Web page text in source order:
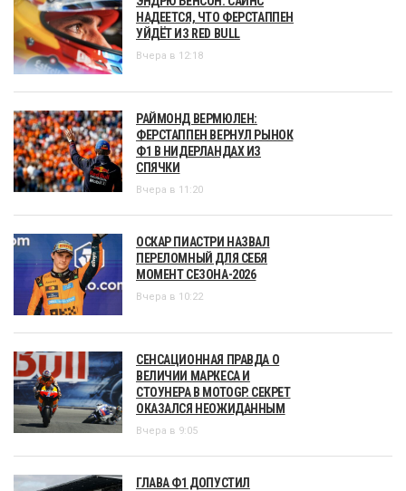
НАДЕЕТСЯ, ЧТО ФЕРСТАППЕН
УЙДЁТ ИЗ RED BULL
Вчера в 12:18
РАЙМОНД ВЕРМЮЛЕН:
ФЕРСТАППЕН ВЕРНУЛ РЫНОК
Ф1 В НИДЕРЛАНДАХ ИЗ
СПЯЧКИ
Вчера в 11:20
ОСКАР ПИАСТРИ НАЗВАЛ
ПЕРЕЛОМНЫЙ ДЛЯ СЕБЯ
МОМЕНТ СЕЗОНА-2026
Вчера в 10:22
СЕНСАЦИОННАЯ ПРАВДА О
ВЕЛИЧИИ МАРКЕСА И
СТОУНЕРА В MOTOGP. СЕКРЕТ
ОКАЗАЛСЯ НЕОЖИДАННЫМ
Вчера в 9:05
ГЛАВА Ф1 ДОПУСТИЛ